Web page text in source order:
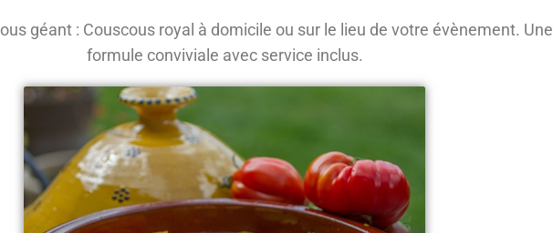
géant : Couscous royal à domicile ou sur le lieu de votre évènement. Une
formule conviviale avec service inclus.